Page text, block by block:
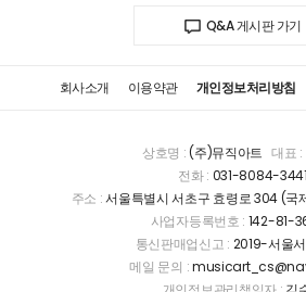
Q&A 게시판 가기
회사소개 이용약관 개인정보처리방침
상호명 :(주)뮤직아트 대표 :
전화 : 031-8084-3441
주소 :서울특별시 서초구 효령로 304 (국
사업자등록번호 : 142-81-
통신판매업신고 : 2019-서울
메일 문의 :